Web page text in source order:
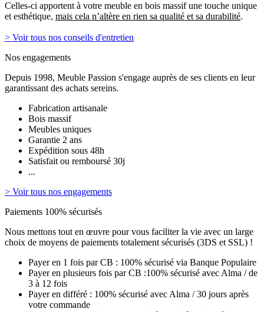
Celles-ci apportent à votre meuble en bois massif une touche unique
et esthétique, mais cela n’altère en rien sa qualité et sa durabilité.
> Voir tous nos conseils d'entretien
Nos engagements
Depuis 1998, Meuble Passion s'engage auprès de ses clients en leur
garantissant des achats sereins.
Fabrication artisanale
Bois massif
Meubles uniques
Garantie 2 ans
Expédition sous 48h
Satisfait ou remboursé 30j
...
> Voir tous nos engagements
Paiements 100% sécurisés
Nous mettons tout en œuvre pour vous faciliter la vie avec un large
choix de moyens de paiements totalement sécurisés (3DS et SSL) !
Payer en 1 fois par CB : 100% sécurisé via Banque Populaire
Payer en plusieurs fois par CB :100% sécurisé avec Alma / de
3 à 12 fois
Payer en différé : 100% sécurisé avec Alma / 30 jours après
votre commande